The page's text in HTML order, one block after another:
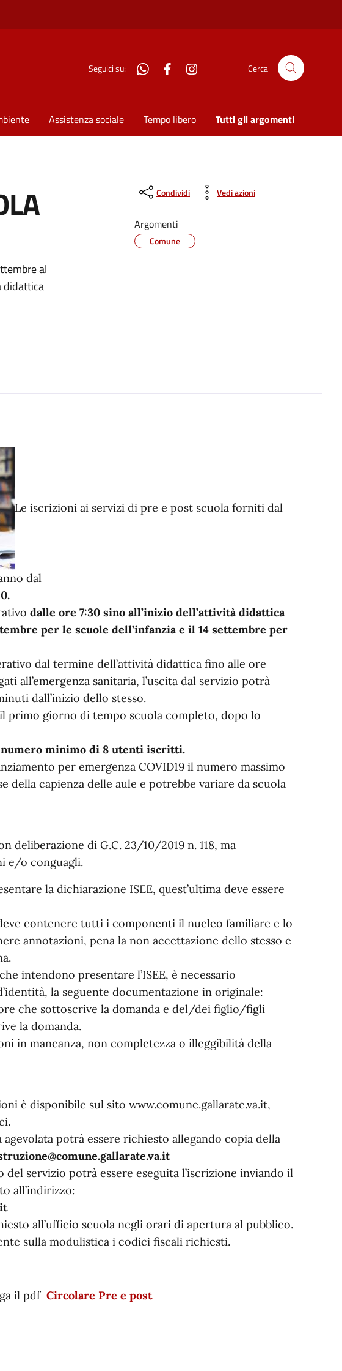
Seguici su: WhatsAppFacebook Cerca
Assistenza sociale Tempo libero Tutti gli argomenti
al
didattica
Condividi Vedi azioni
Argomenti
Comune
Le iscrizioni ai servizi di pre e post scuola forniti dal
dal
dalle ore 7:30 sino all’inizio dell’attività didattica
per le scuole dell’infanzia e il 14 settembre per
dal termine dell’attività didattica fino alle ore
all’emergenza sanitaria, l’uscita dal servizio potrà
dall’inizio dello stesso.
primo giorno di tempo scuola completo, dopo lo
minimo di 8 utenti iscritti.
per emergenza COVID19 il numero massimo
della capienza delle aule e potrebbe variare da scuola
deliberazione di G.C. 23/10/2019 n. 118, ma
e/o conguagli.
la dichiarazione ISEE, quest’ultima deve essere
contenere tutti i componenti il nucleo familiare e lo
annotazioni, pena la non accettazione dello stesso e
intendono presentare l’ISEE, è necessario
la seguente documentazione in originale:
che sottoscrive la domanda e del/dei figlio/figli
la domanda.
in mancanza, non completezza o illeggibilità della
è disponibile sul sito www.comune.gallarate.va.it,
potrà essere richiesto allegando copia della
servizio potrà essere eseguita l’iscrizione inviando il
all’indirizzo:
all’ufficio scuola negli orari di apertura al pubblico.
sulla modulistica i codici fiscali richiesti.
il pdf Circolare Pre e post